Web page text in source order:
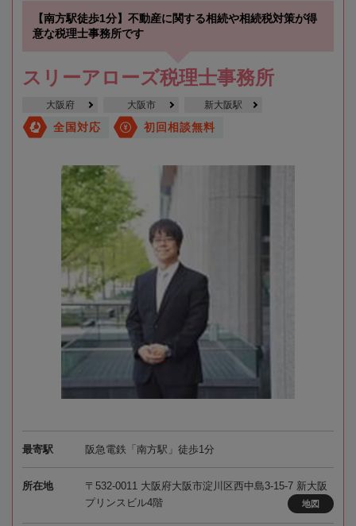
【南方駅徒歩1分】不動産に関する相続や相続税対策が得
意な税理士事務所です
スリーアローズ税理士事務所
大阪府 大阪市 新大阪駅
全国対応 初回相談無料
最寄駅 阪急電鉄「南方駅」徒歩1分
所在地
〒532-0011 大阪府大阪市淀川区西中島3-15-7 新大阪
プリンスビル4階
地図